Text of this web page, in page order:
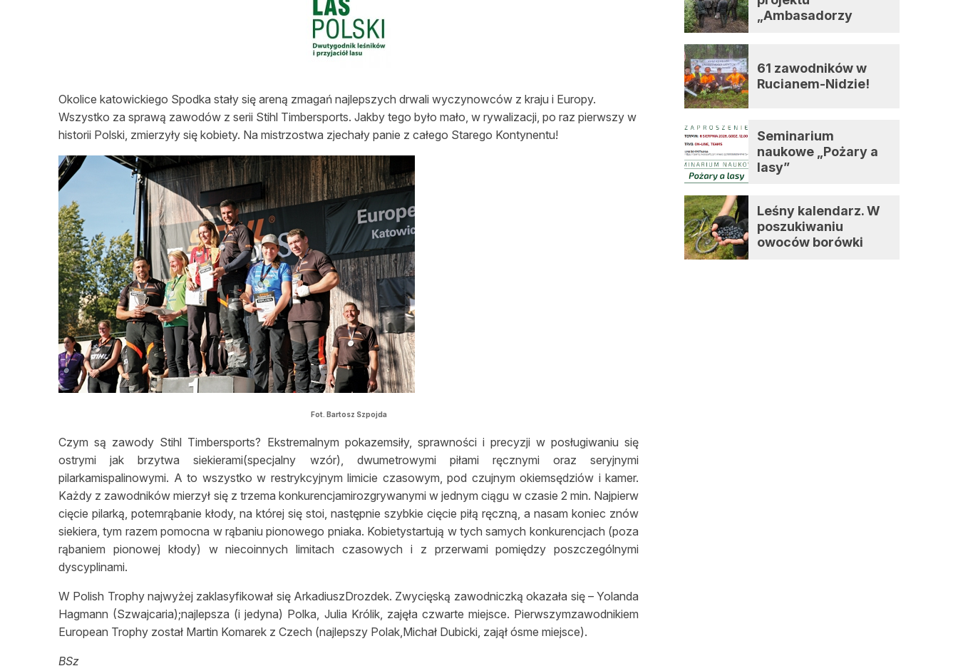
Lasy prywatne
Okolice katowickiego Spodka stały się areną zmagań najlepszych drwali wyczynowców z kraju i Europy.
Wszystko za sprawą zawodów z serii Stihl Timbersports. Jakby tego było mało, w rywalizacji, po raz pierwszy w
historii Polski, zmierzyły się kobiety. Na mistrzostwa zjechały panie z całego Starego Kontynentu!
Fot. Bartosz Szpojda
Czym są zawody Stihl Timbersports? Ekstremalnym pokazemsiły, sprawności i precyzji w posługiwaniu się
ostrymi jak brzytwa siekierami(specjalny wzór), dwumetrowymi piłami ręcznymi oraz seryjnymi
pilarkamispalinowymi. A to wszystko w restrykcyjnym limicie czasowym, pod czujnym okiemsędziów i kamer.
Każdy z zawodników mierzył się z trzema konkurencjamirozgrywanymi w jednym ciągu w czasie 2 min. Najpierw
cięcie pilarką, potemrąbanie kłody, na której się stoi, następnie szybkie cięcie piłą ręczną, a nasam koniec znów
siekiera, tym razem pomocna w rąbaniu pionowego pniaka. Kobietystartują w tych samych konkurencjach (poza
rąbaniem pionowej kłody) w niecoinnych limitach czasowych i z przerwami pomiędzy poszczególnymi
dyscyplinami.
W Polish Trophy najwyżej zaklasyfikował się ArkadiuszDrozdek. Zwycięską zawodniczką okazała się – Yolanda
Hagmann (Szwajcaria);najlepsza (i jedyna) Polka, Julia Królik, zajęła czwarte miejsce. Pierwszymzawodnikiem
European Trophy został Martin Komarek z Czech (najlepszy Polak,Michał Dubicki, zajął ósme miejsce).
BSz
„Ambasadorzy
61 zawodników w
Rucianem-Nidzie!
Seminarium
naukowe „Pożary a
lasy”
Leśny kalendarz. W
poszukiwaniu
owoców borówki